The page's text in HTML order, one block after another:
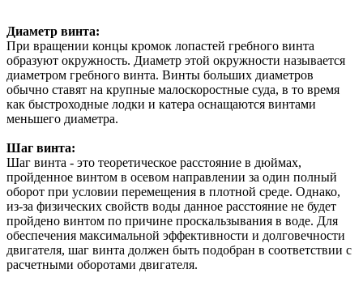
Диаметр винта:
При вращении концы кромок лопастей гребного винта
образуют окружность. Диаметр этой окружности называется
диаметром гребного винта. Винты больших диаметров
обычно ставят на крупные малоскоростные суда, в то время
как быстроходные лодки и катера оснащаются винтами
меньшего диаметра.
Шаг винта:
Шаг винта - это теоретическое расстояние в дюймах,
пройденное винтом в осевом направлении за один полный
оборот при условии перемещения в плотной среде. Однако,
из-за физических свойств воды данное расстояние не будет
пройдено винтом по причине проскальзывания в воде. Для
обеспечения максимальной эффективности и долговечности
двигателя, шаг винта должен быть подобран в соответствии с
расчетными оборотами двигателя.